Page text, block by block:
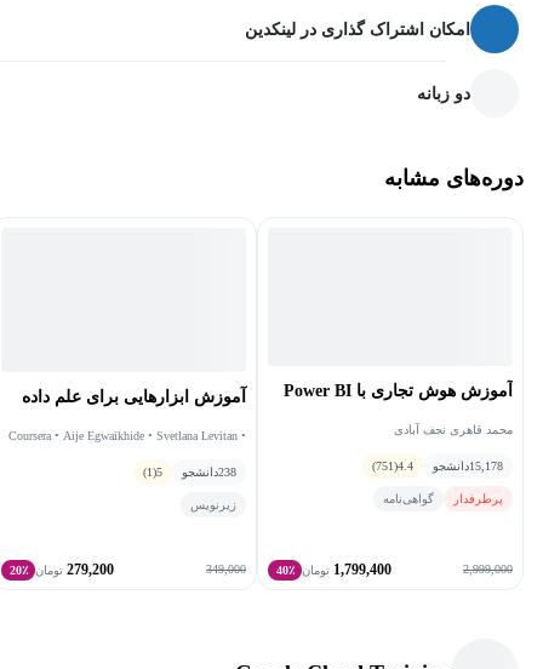
امکان اشتراک گذاری در لینکدین
دو زبانه
دوره‌های مشابه
آموزش هوش تجاری با Power BI
محمد قاهری نجف آبادی
15,178دانشجو 4.4
(751)
پرطرفدار گواهی‌نامه
2,999,000
1,799,400 تومان 40٪
آموزش ابزارهایی برای علم داده
Coursera • Aije Egwaikhide • Svetlana Levitan •
238دانشجو 5
(1)
زیرنویس
349,000
279,200 تومان 20٪